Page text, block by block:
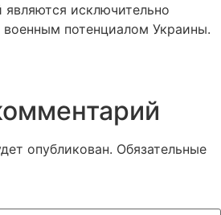
исключительно
военным потенциалом Украины.
опубликован. Обязательные